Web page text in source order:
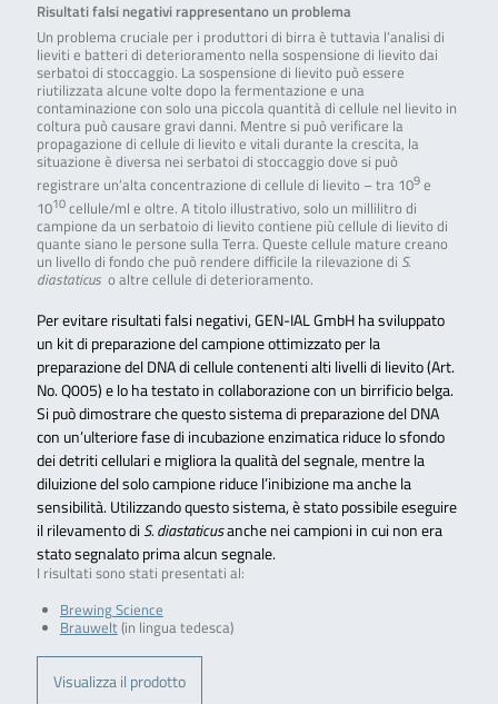
Risultati falsi negativi rappresentano un problema
Un problema cruciale per i produttori di birra è tuttavia l’analisi di
lieviti e batteri di deterioramento nella sospensione di lievito dai
serbatoi di stoccaggio. La sospensione di lievito può essere
riutilizzata alcune volte dopo la fermentazione e una
contaminazione con solo una piccola quantità di cellule nel lievito in
coltura può causare gravi danni. Mentre si può verificare la
propagazione di cellule di lievito e vitali durante la crescita, la
situazione è diversa nei serbatoi di stoccaggio dove si può
registrare un’alta concentrazione di cellule di lievito – tra 109e
1010cellule/ml e oltre. A titolo illustrativo, solo un millilitro di
campione da un serbatoio di lievito contiene più cellule di lievito di
quante siano le persone sulla Terra. Queste cellule mature creano
un livello di fondo che può rendere difficile la rilevazione di S.
diastaticuso altre cellule di deterioramento.
Per evitare risultati falsi negativi, GEN-IAL GmbH ha sviluppato
un kit di preparazione del campione ottimizzato per la
preparazione del DNA di cellule contenenti alti livelli di lievito (Art.
No. Q005) e lo ha testato in collaborazione con un birrificio belga.
Si può dimostrare che questo sistema di preparazione del DNA
con un’ulteriore fase di incubazione enzimatica riduce lo sfondo
dei detriti cellulari e migliora la qualità del segnale, mentre la
diluizione del solo campione riduce l’inibizione ma anche la
sensibilità. Utilizzando questo sistema, è stato possibile eseguire
il rilevamento diS. diastaticusanche nei campioni in cui non era
stato segnalato prima alcun segnale.
I risultati sono stati presentati al:
Brewing Science
Brauwelt(in lingua tedesca)
Visualizza il prodotto